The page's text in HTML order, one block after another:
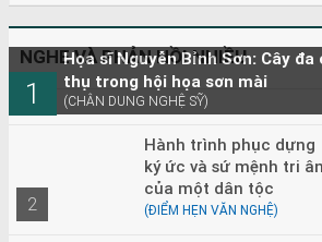
NGHE VÀ PHẢN HỒI NHIỀU
1
Họa sĩ Nguyễn Bỉnh Sơn: Cây đa
thụ trong hội họa sơn mài
(CHÂN DUNG NGHỆ SỸ)
2
Hành trình phục dựng
ký ức và sứ mệnh tri ân
của một dân tộc
(ĐIỂM HẸN VĂN NGHỆ)